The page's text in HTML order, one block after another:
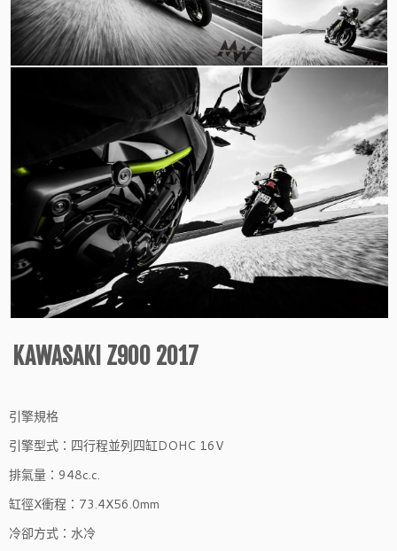
KAWASAKI Z900 2017
引擎規格
引擎型式：四行程並列四缸DOHC 16V
排氣量：948c.c.
缸徑X衝程：73.4X56.0mm
冷卻方式：水冷